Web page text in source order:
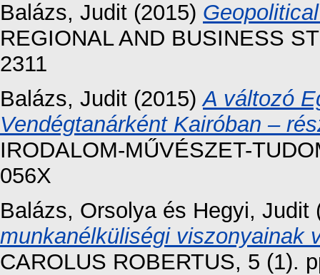
Balázs, Judit (2015)
REGIONAL AND BUSINESS
2311
Balázs, Judit (2015)A változó
Vendégtanárként Kairóban –
IRODALOM-MŰVÉSZET-
056X
Balázs, Orsolyaés Hegyi, Judit
munkanélküliségi viszonyainak
CAROLUS ROBERTUS, 5 (1).